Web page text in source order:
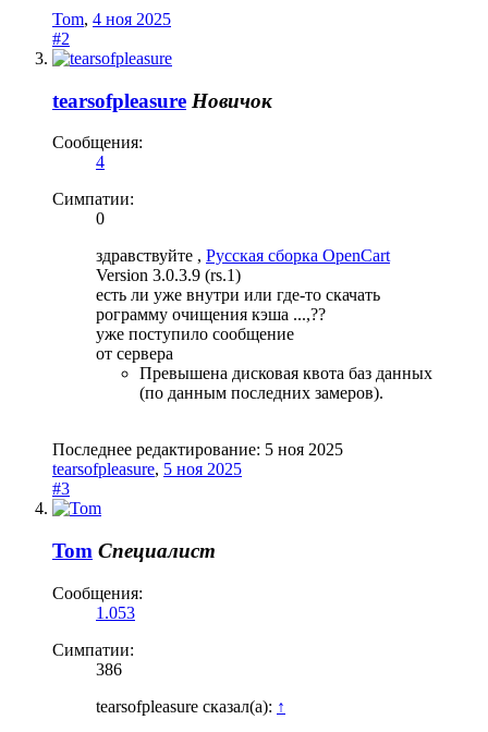
Tom, 4 ноя 2025
#2
tearsofpleasure Новичок
Сообщения:
4
Симпатии:
0
здравствуйте , Русская сборка OpenCart
Version 3.0.3.9 (rs.1)
есть ли уже внутри или где-то скачать
рограмму очищения кэша ...,??
уже поступило сообщение
от сервера
Превышена дисковая квота баз данных
(по данным последних замеров).
Последнее редактирование: 5 ноя 2025
tearsofpleasure, 5 ноя 2025
#3
Tom Специалист
Сообщения:
1.053
Симпатии:
386
tearsofpleasure сказал(а): ↑